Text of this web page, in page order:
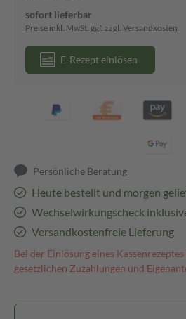
sofort lieferbar
Preise inkl. MwSt. ggf. zzgl. Versandkosten
E-Rezept einlösen
Persönliche Beratung
Heute bestellt und morgen
Wechselwirkungscheck
Versandkostenfreie Lieferung
Bei der Einlösung eines
gesetzlichen Zuzahlungen und